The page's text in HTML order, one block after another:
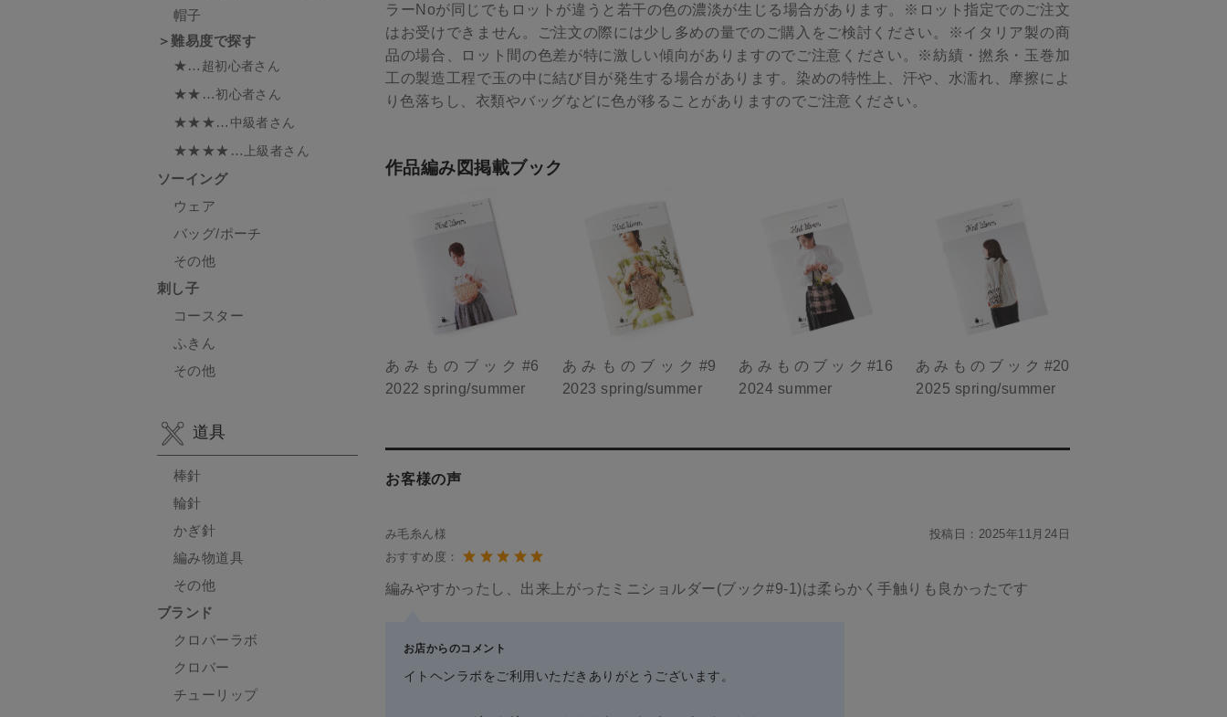
ラーNoが同じでもロットが違うと若干の色の濃淡が生じる場合があります。※ロット指定でのご注文
はお受けできません。ご注文の際には少し多めの量でのご購入をご検討ください。※イタリア製の商
品の場合、ロット間の色差が特に激しい傾向がありますのでご注意ください。※紡績・撚糸・玉巻加
工の製造工程で玉の中に結び目が発生する場合があります。染めの特性上、汗や、水濡れ、摩擦によ
り色落ちし、衣類やバッグなどに色が移ることがありますのでご注意ください。
作品編み図掲載ブック
あみものブック#6
2022 spring/summer
あみものブック#9
2023 spring/summer
あみものブック#16
2024 summer
あみものブック#20
2025 spring/summer
お客様の声
み毛糸ん様 投稿日： 2025年11月24日
おすすめ度：
編みやすかったし、出来上がったミニショルダー(ブック#9-1)は柔らかく手触りも良かったです
お店からのコメント
イトヘンラボをご利用いただきありがとうございます。
帽子
＞難易度で探す
★… 超初心者さん
★★…初心者さん
★★★… 中級者さん
★★★★… 上級者さん
ソーイング
ウェア
バッグ/ポーチ
その他
刺し子
コースター
ふきん
その他
道具
棒針
輪針
かぎ針
編み物道具
その他
ブランド
クロバーラボ
クロバー
チューリップ